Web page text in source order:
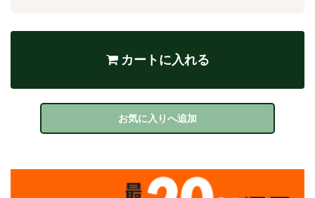
カートに入れる
お気に入りへ追加